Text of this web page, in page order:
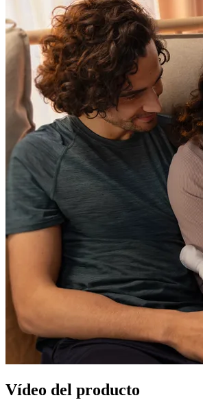
Vídeo del producto